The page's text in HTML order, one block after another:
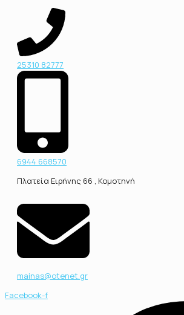
25310 82777
6944 668570
Πλατεία Ειρήνης 66 , Κομοτηνή
mainas@otenet.gr
Facebook-f